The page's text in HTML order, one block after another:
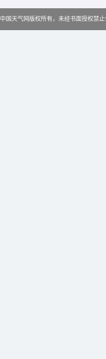
中国天气网版权所有，未经书面授权